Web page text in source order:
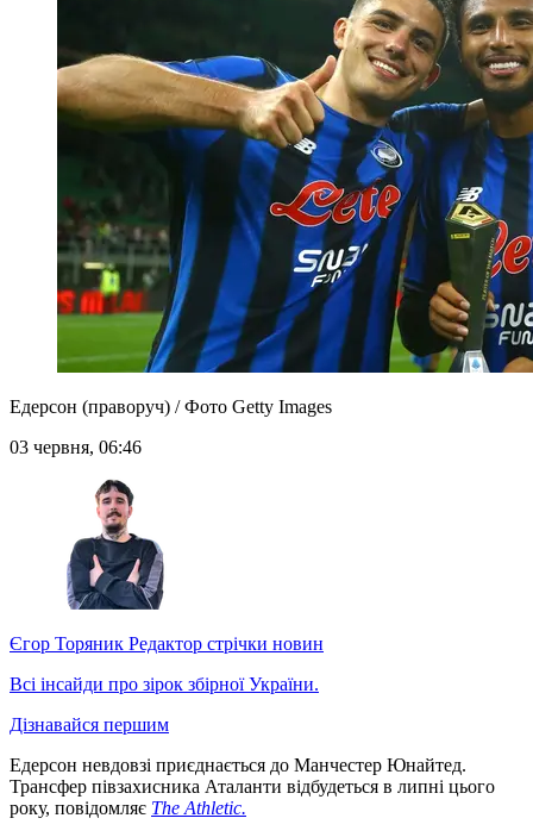
Едерсон (праворуч) / Фото Getty Images
03 червня, 06:46
Єгор Торяник Редактор стрічки новин
Всі інсайди про зірок збірної України.
Дізнавайся першим
Едерсон невдовзі приєднається до Манчестер Юнайтед.
Трансфер півзахисника Аталанти відбудеться в липні цього
року, повідомляє The Athletic.